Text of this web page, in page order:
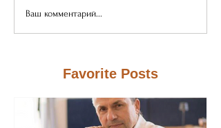
Ваш комментарий...
Favorite Posts